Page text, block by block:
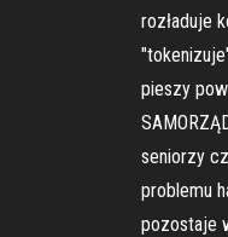
rozładuje
pieszy
seniorzy
problemu
pozostaje